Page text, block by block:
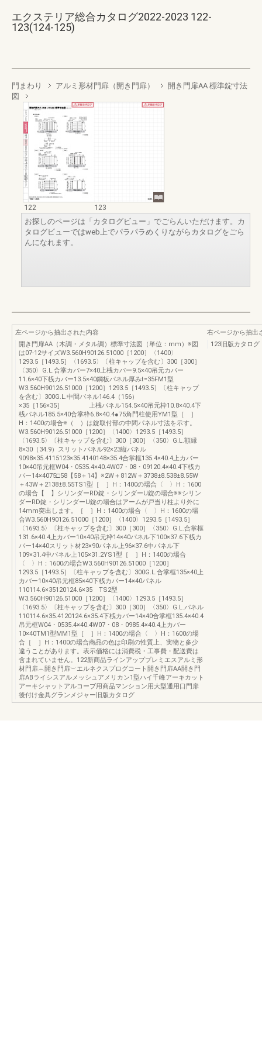
エクステリア総合カタログ2022-2023 122-
123(124-125)
門まわり アルミ形材門扉（開き門扉）
開き門扉AA 標準錠寸法
図
122
123
お探しのページは「カタログビュー」でごらんいただけます。カ
タログビューではweb上でパラパラめくりながらカタログをごら
んになれます。
左ページから抽出された内容
開き門扉AA（木調・メタル調）標準寸法図（単位：mm）※図
は07-12サイズW3.560H90126.51000［1200］〈1400〉
1293.5［1493.5］〈1693.5〉〔柱キャップを含む〕300［300］
〈350〉G.L.合掌カバー7×40上桟カバー9.5×40吊元カバー
11.6×40下桟カバー13.5×40鋼板パネル厚みt=35FM1型
W3.560H90126.51000［1200］1293.5［1493.5］〔柱キャップ
を含む〕300G.L.中間パネル146.4（156）
×35［156×35］ 上桟パネル154.5×40吊元枠10.8×40.4下
桟パネル185.5×40合掌枠6.8×40.4●75角門柱使用YM1型［ ］
H：1400の場合※（ ）は錠取付部の中間パネル寸法を示す。
W3.560H90126.51000［1200］〈1400〉1293.5［1493.5］
〈1693.5〉〔柱キャップを含む〕300［300］〈350〉G.L.額縁
8×30（34.9）スリットパネル92×23縦パネル
9098×35.4115123×35.4140148×35.4合掌框135.4×40.4上カバー
10×40吊元框W04・0535.4×40.4W07・08・09120.4×40.4下桟カ
バー14×4075□58【58＋14】※2W＋812W＋3738±8.538±8.55W
＋43W＋2138±8.55TS1型［ ］H：1400の場合〈 〉H：1600
の場合【 】シリンダーRD錠・シリンダーU錠の場合※※シリン
ダーRD錠・シリンダーU錠の場合はアームが戸当り柱より外に
14mm突出します。［ ］H：1400の場合〈 〉H：1600の場
合W3.560H90126.51000［1200］〈1400〉1293.5［1493.5］
〈1693.5〉〔柱キャップを含む〕300［300］〈350〉G.L.合掌框
131.6×40.4上カバー10×40吊元枠14×40パネル下100×37.6下桟カ
バー14×40スリット材23×90パネル上96×37.6中パネル下
109×31.4中パネル上105×31.2YS1型［ ］H：1400の場合
〈 〉H：1600の場合W3.560H90126.51000［1200］
1293.5［1493.5］〔柱キャップを含む〕300G.L.合掌框135×40上
カバー10×40吊元框85×40下桟カバー14×40パネル
110114.6×35120124.6×35 TS2型
W3.560H90126.51000［1200］〈1400〉1293.5［1493.5］
〈1693.5〉〔柱キャップを含む〕300［300］〈350〉G.L.パネル
110114.6×35.4120124.6×35.4下桟カバー14×40合掌框135.4×40.4
吊元框W04・0535.4×40.4W07・08・0985.4×40.4上カバー
10×40TM1型MM1型［ ］H：1400の場合〈 〉H：1600の場
合［ ］H：1400の場合商品の色は印刷の性質上、実物と多少
違うことがあります。表示価格には消費税・工事費・配送費は
含まれていません。122新商品ラインアッププレミエスアルミ形
材門扉︵開き門扉︶エルネクスプログコート開き門扉AA開き門
扉ABライシスアルメッシュアメリカン1型ハイ千峰アーキカット
アーキシャットアルコーブ用商品マンション用大型通用口門扉
後付け金具グランメジャー旧版カタログ
右ページから抽出
123旧版カタログ